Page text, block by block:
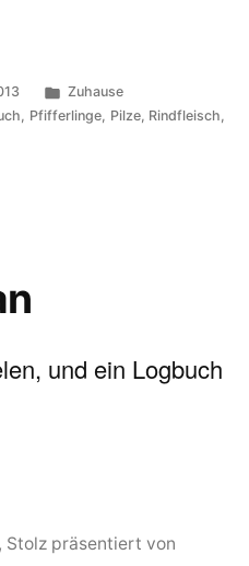
Veröffentlicht
unter
Zuhause
Pfifferlinge, Pilze, Rindfleisch
und ein Logbuch
, Stolz präsentiert von